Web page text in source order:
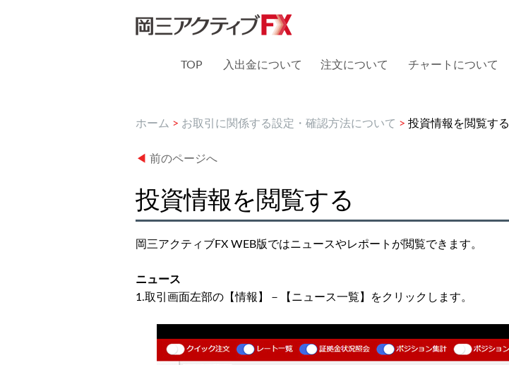
TOP 入出金について 注文について チャートについて
ホーム > お取引に関係する設定・確認方法について > 投資情報を閲覧する
◀ 前のページへ
投資情報を閲覧する
岡三アクティブFX WEB版ではニュースやレポートが閲覧できます。
ニュース
1.取引画面左部の【情報】－【ニュース一覧】をクリックします。